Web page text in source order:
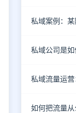
私域案例：
私域公司是
私域流量运
如何把流量